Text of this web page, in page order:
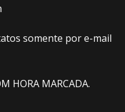
somente por e-mail
HORA MARCADA.